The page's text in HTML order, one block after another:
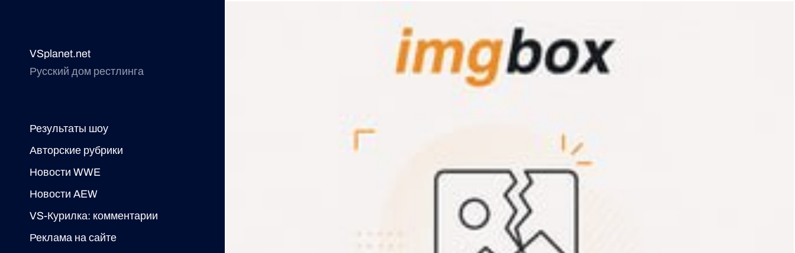
VSplanet.net
Русский дом рестлинга
Результаты шоу
Авторские рубрики
Новости WWE
Новости AEW
VS-Курилка: комментарии
Реклама на сайте